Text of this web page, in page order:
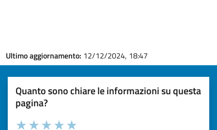
Ultimo aggiornamento: 12/12/2024, 18:47
Quanto sono chiare le informazioni su questa
pagina?
Valuta la chiarezza delle informazioni (da 1 a 5 stelle)
Seleziona il numero di stelle per valutare la chiarezza delle